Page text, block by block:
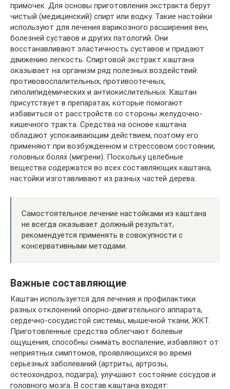
примочек. Для основы приготовления экстракта берут
чистый (медицинский) спирт или водку. Такие настойки
используют для лечения варикозного расширения вен,
болезней суставов и других патологий. Они
восстанавливают эластичность суставов и придают
движению легкость. Спиртовой экстракт каштана
оказывает на организм ряд полезных воздействий:
противовоспалительных, противоотечных,
гиполипидемических и антиокислительных. Каштан
присутствует в препаратах, которые помогают
избавиться от расстройств со стороны желудочно-
кишечного тракта. Средства на основе каштана
обладают успокаивающим действием, поэтому его
применяют при возбужденном и стрессовом состоянии,
головных болях (мигрени). Поскольку целебные
вещества содержатся во всех составляющих каштана,
настойки изготавливают из разных частей дерева.
Самостоятельное лечение настойками из каштана
не всегда оказывает должный результат,
рекомендуется применять в совокупности с
консервативными методами.
Важные составляющие
Каштан используется для лечения и профилактики
разных отклонений опорно-двигательного аппарата,
сердечно-сосудистой системы, мышечной ткани, ЖКТ.
Приготовленные средства облегчают болевые
ощущения, способны снимать воспаление, избавляют от
неприятных симптомов, проявляющихся во время
серьезных заболеваний (артриты, артрозы,
остеохондроз, подагра), улучшают состояние сосудов и
головного мозга. В состав каштана входят: